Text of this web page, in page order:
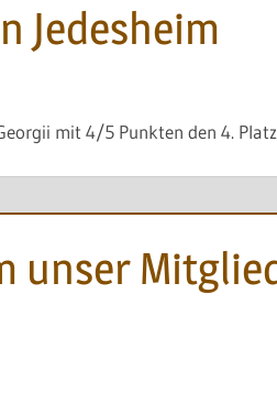
Jedesheim
mit 4/5 Punkten den 4.
unser